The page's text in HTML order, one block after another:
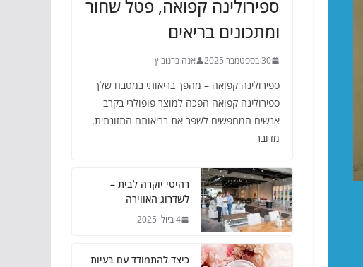
ספירולינה קפואה, פטל שחור
ומתכונים בריאים
30 בספטמבר 2025 אנה ברנוביץ
ספירולינה קפואה – מהפך בריאותי במטבח שלך
ספירולינה קפואה הפכה למוצר פופולרי בקרב
אנשים המחפשים לשפר את בריאותם התזונתית.
מדובר
רהיטי יוקרה לבית –
לשדרוג האווירה
4 ביולי 2025
כיצד להתמודד עם בעיות